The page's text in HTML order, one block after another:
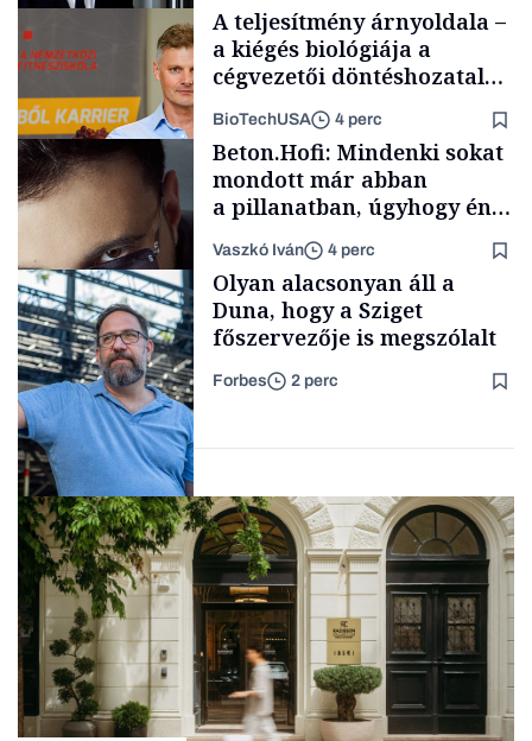
Politika
Content Lab HUB
A teljesítmény árnyoldala –
a kiégés biológiája a
cégvezetői döntéshozatal
BioTechUSA 4 perc
Forbes-sztori
Beton.Hofi: Mindenki sokat
mondott már abban
a pillanatban, úgyhogy én
gondolataimat akartam
kimondani
Vaszkó Iván 4 perc
Társadalom
Olyan alacsonyan áll a
Duna, hogy a Sziget
főszervezője is megszólalt
Forbes 2 perc